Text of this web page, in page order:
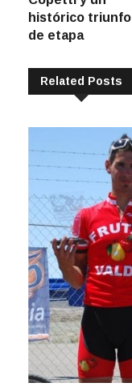
entradas
histórico triunfo
de etapa
Related Posts